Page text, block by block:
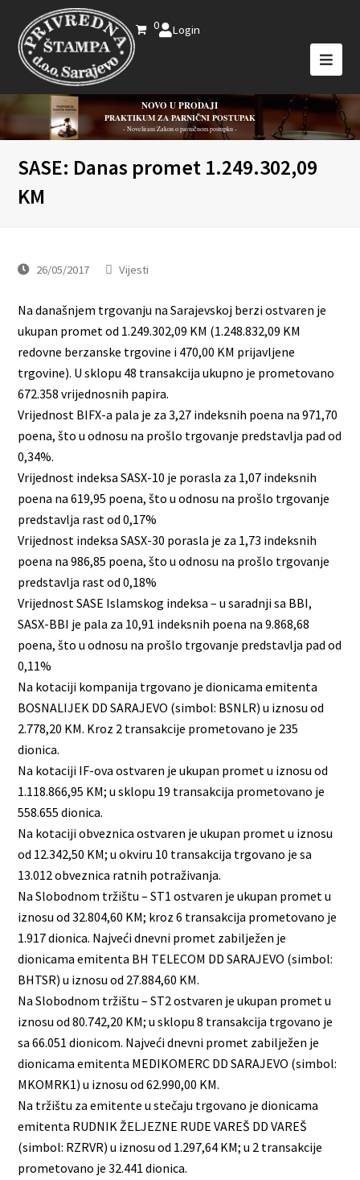
0 Login
NOVO U PRODAJI
PRAKTIKUM ZA PARNIČNI POSTUPAK
- Novelirani Zakon o parničnom postupku -
SASE: Danas promet 1.249.302,09
KM
26/05/2017 Vijesti
Na današnjem trgovanju na Sarajevskoj berzi ostvaren je
ukupan promet od 1.249.302,09 KM (1.248.832,09 KM
redovne berzanske trgovine i 470,00 KM prijavljene
trgovine). U sklopu 48 transakcija ukupno je prometovano
672.358 vrijednosnih papira.
Vrijednost BIFX-a pala je za 3,27 indeksnih poena na 971,70
poena, što u odnosu na prošlo trgovanje predstavlja pad od
0,34%.
Vrijednost indeksa SASX-10 je porasla za 1,07 indeksnih
poena na 619,95 poena, što u odnosu na prošlo trgovanje
predstavlja rast od 0,17%
Vrijednost indeksa SASX-30 porasla je za 1,73 indeksnih
poena na 986,85 poena, što u odnosu na prošlo trgovanje
predstavlja rast od 0,18%
Vrijednost SASE Islamskog indeksa – u saradnji sa BBI,
SASX-BBI je pala za 10,91 indeksnih poena na 9.868,68
poena, što u odnosu na prošlo trgovanje predstavlja pad od
0,11%
Na kotaciji kompanija trgovano je dionicama emitenta
BOSNALIJEK DD SARAJEVO (simbol: BSNLR) u iznosu od
2.778,20 KM. Kroz 2 transakcije prometovano je 235
dionica.
Na kotaciji IF-ova ostvaren je ukupan promet u iznosu od
1.118.866,95 KM; u sklopu 19 transakcija prometovano je
558.655 dionica.
Na kotaciji obveznica ostvaren je ukupan promet u iznosu
od 12.342,50 KM; u okviru 10 transakcija trgovano je sa
13.012 obveznica ratnih potraživanja.
Na Slobodnom tržištu – ST1 ostvaren je ukupan promet u
iznosu od 32.804,60 KM; kroz 6 transakcija prometovano je
1.917 dionica. Najveći dnevni promet zabilježen je
dionicama emitenta BH TELECOM DD SARAJEVO (simbol:
BHTSR) u iznosu od 27.884,60 KM.
Na Slobodnom tržištu – ST2 ostvaren je ukupan promet u
iznosu od 80.742,20 KM; u sklopu 8 transakcija trgovano je
sa 66.051 dionicom. Najveći dnevni promet zabilježen je
dionicama emitenta MEDIKOMERC DD SARAJEVO (simbol:
MKOMRK1) u iznosu od 62.990,00 KM.
Na tržištu za emitente u stečaju trgovano je dionicama
emitenta RUDNIK ŽELJEZNE RUDE VAREŠ DD VAREŠ
(simbol: RZRVR) u iznosu od 1.297,64 KM; u 2 transakcije
prometovano je 32.441 dionica.